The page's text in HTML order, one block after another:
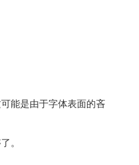
能是由于字体表面的吝
。